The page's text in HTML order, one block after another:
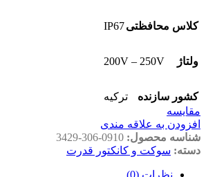
کلاس محافظتیIP67
ولتاژ 200V – 250V
کشور سازنده
ترکیه
مقايسه
افزودن به علاقه مندی
شناسه محصول: 3429-306-0910
دسته: سوکت و کانکتور قدرت
نظرات (0)